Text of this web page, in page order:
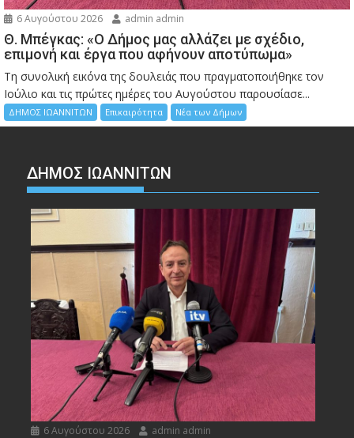
6 Αυγούστου 2026 admin admin
Θ. Μπέγκας: «Ο Δήμος μας αλλάζει με σχέδιο,
επιμονή και έργα που αφήνουν αποτύπωμα»
Τη συνολική εικόνα της δουλειάς που πραγματοποιήθηκε τον
Ιούλιο και τις πρώτες ημέρες του Αυγούστου παρουσίασε...
ΔΗΜΟΣ ΙΩΑΝΝΙΤΩΝ Επικαιρότητα Νέα των Δήμων
ΔΗΜΟΣ ΙΩΑΝΝΙΤΩΝ
6 Αυγούστου 2026 admin admin